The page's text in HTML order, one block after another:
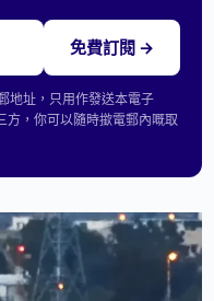
免費訂閱 →
地址，只用作發送本電子
方，你可以隨時撳電郵內嘅取